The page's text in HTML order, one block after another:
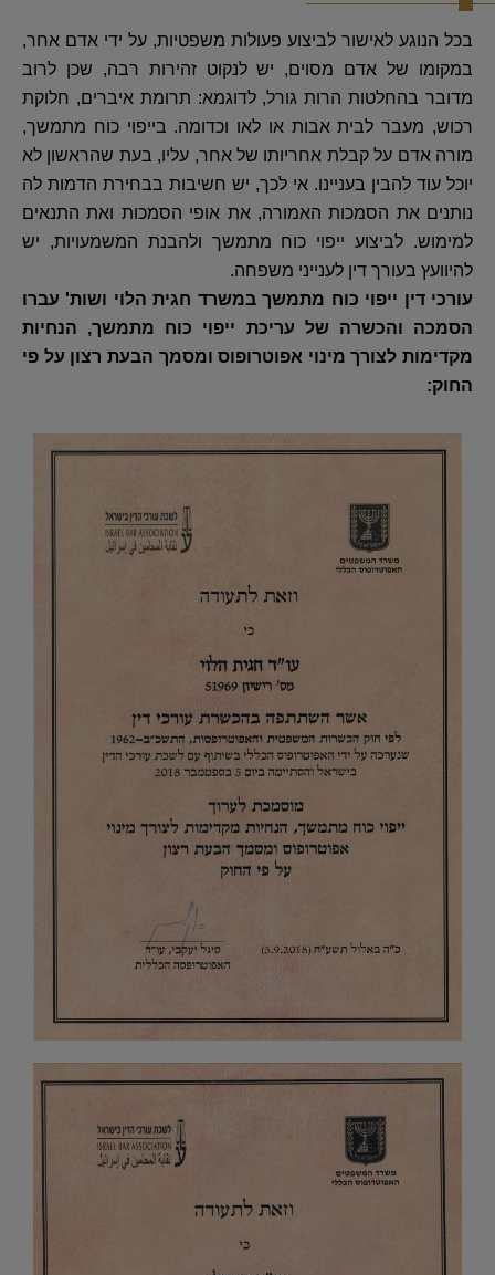
בכל הנוגע לאישור לביצוע פעולות משפטיות, על ידי אדם אחר,
במקומו של אדם מסוים, יש לנקוט זהירות רבה, שכן לרוב
מדובר בהחלטות הרות גורל, לדוגמא: תרומת איברים, חלוקת
רכוש, מעבר לבית אבות או לאו וכדומה. בייפוי כוח מתמשך,
מורה אדם על קבלת אחריותו של אחר, עליו, בעת שהראשון לא
יוכל עוד להבין בעניינו. אי לכך, יש חשיבות בבחירת הדמות לה
נותנים את הסמכות האמורה, את אופי הסמכות ואת התנאים
למימוש. לביצוע ייפוי כוח מתמשך ולהבנת המשמעויות, יש
להיוועץ בעורך דין לענייני משפחה.
עורכי דין ייפוי כוח מתמשך במשרד חגית הלוי ושות' עברו
הסמכה והכשרה של עריכת ייפוי כוח מתמשך, הנחיות
מקדימות לצורך מינוי אפוטרופוס ומסמך הבעת רצון על פי
החוק: